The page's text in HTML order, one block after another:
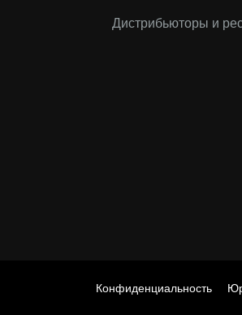
Дистрибьюторы и
Конфиденциальность